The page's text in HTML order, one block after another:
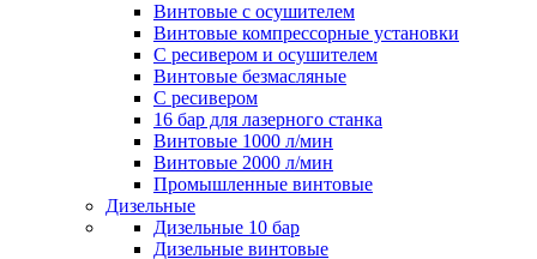
Винтовые с осушителем
Винтовые компрессорные установки
C ресивером и осушителем
Винтовые безмасляные
C ресивером
16 бар для лазерного станка
Винтовые 1000 л/мин
Винтовые 2000 л/мин
Промышленные винтовые
Дизельные
Дизельные 10 бар
Дизельные винтовые